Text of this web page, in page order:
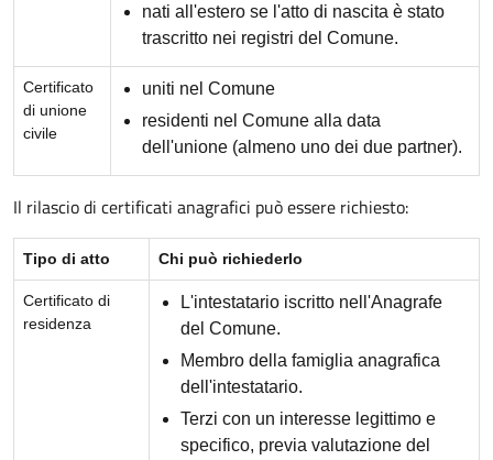
nati all'estero se l'atto di nascita è stato
trascritto nei registri del Comune.
Certificato
di unione
civile
uniti nel Comune
residenti nel Comune alla data
dell'unione (almeno uno dei due partner).
Il rilascio di certificati anagrafici può essere richiesto:
Tipo di atto Chi può richiederlo
Certificato di
residenza
L'intestatario iscritto nell'Anagrafe
del Comune.
Membro della famiglia anagrafica
dell'intestatario.
Terzi con un interesse legittimo e
specifico, previa valutazione del